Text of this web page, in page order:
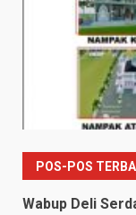
POS-POS
Wabup Deli